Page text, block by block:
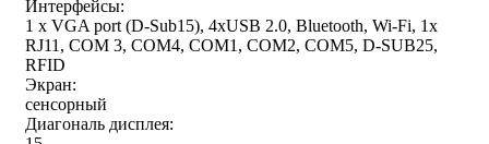
Интерфейсы:
1 x VGA port (D-Sub15), 4xUSB 2.0, Bluetooth, Wi-Fi, 1x
RJ11, COM 3, COM4, COM1, COM2, COM5, D-SUB25,
RFID
Экран:
сенсорный
Диагональ дисплея: